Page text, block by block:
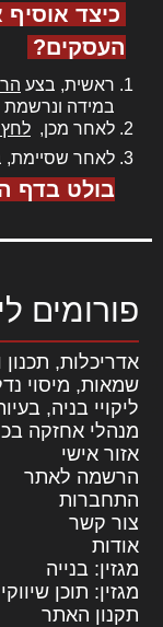
כיצד
העסקים?
ראשית, בצע
במידה
לאחר מכן, לחץ
לאחר שסיימת,
בולט בדף
פורומים
אדריכלות, תכנון
שמאות, מיסוי
ליקויי בניה,
מנהלי אחזקה
אזור אישי
הרשמה לאתר
התחברות
צור קשר
אודות
מגזין: בנייה
מגזין: תוכן שיווקי
תקנון האתר